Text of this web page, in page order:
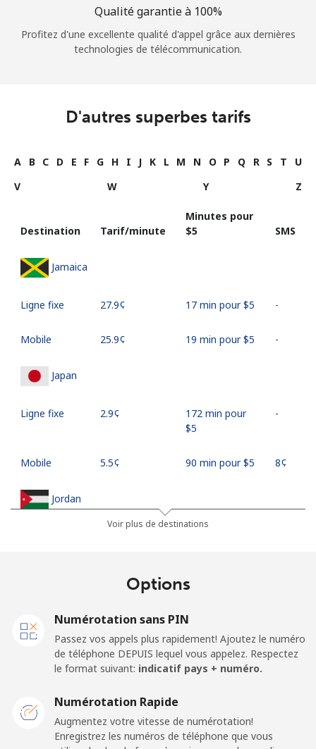
Qualité garantie à 100%
Profitez d'une excellente qualité d'appel grâce aux dernières
technologies de télécommunication.
D'autres superbes tarifs
A B C D E F G H I J K L M N O P Q R S T
U
V
W Y Z
Destination Tarif/minute
Minutes pour
⁦$5⁩
SMS
Jamaica
Ligne fixe ⁦27.9¢⁩ 17 min pour ⁦$5⁩ -
Mobile ⁦25.9¢⁩ 19 min pour ⁦$5⁩ -
Japan
Ligne fixe ⁦2.9¢⁩
172 min pour
⁦$5⁩
-
Mobile ⁦5.5¢⁩ 90 min pour ⁦$5⁩ ⁦8¢⁩
Jordan
Voir plus de destinations
Options
Numérotation sans PIN
Passez vos appels plus rapidement! Ajoutez le numéro
de téléphone DEPUIS lequel vous appelez. Respectez
le format suivant: indicatif pays + numéro.
Numérotation Rapide
Augmentez votre vitesse de numérotation!
Enregistrez les numéros de téléphone que vous